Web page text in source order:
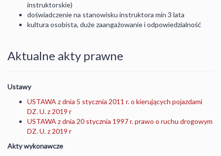
instruktorskie)
doświadczenie na stanowisku instruktora min 3 lata
kultura osobista, duże zaangażowanie i odpowiedzialność
Aktualne akty prawne
Ustawy
USTAWA z dnia 5 stycznia 2011 r. o kierujących pojazdami
DZ. U. z 2019 r
USTAWA z dnia 20 stycznia 1997 r. prawo o ruchu drogowym
DZ. U. z 2019 r
Akty wykonawcze